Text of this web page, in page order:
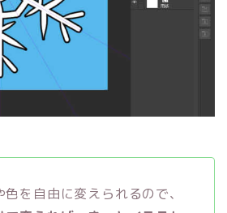
を自由に変えられるので、